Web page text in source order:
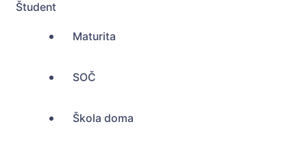
Študent
Maturita
SOČ
Škola doma